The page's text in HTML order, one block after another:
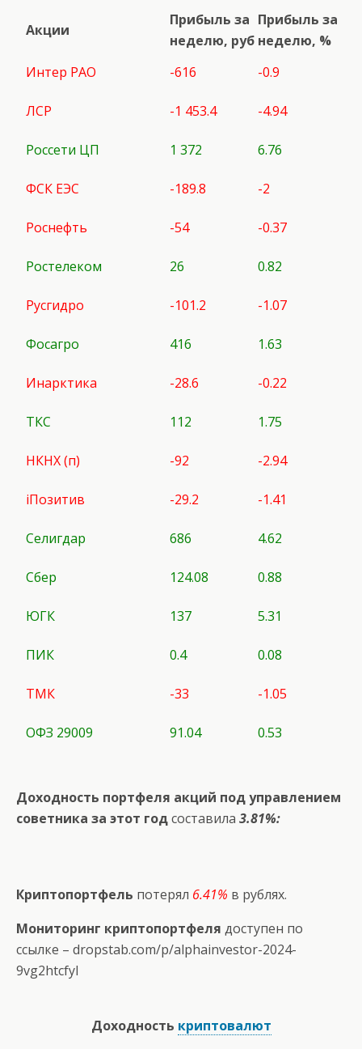
Акции
Прибыль за
неделю, руб
Прибыль за
неделю, %
Интер РАО
-616 -0.9
ЛСР -1 453.4 -4.94
Россети ЦП 1 372 6.76
ФСК ЕЭС -189.8 -2
Роснефть -54 -0.37
Ростелеком 26 0.82
Русгидро -101.2 -1.07
Фосагро 416 1.63
Инарктика -28.6 -0.22
ТКС 112 1.75
НКНХ (п) -92 -2.94
iПозитив -29.2 -1.41
Селигдар 686 4.62
Сбер 124.08 0.88
ЮГК 137 5.31
ПИК 0.4 0.08
ТМК -33 -1.05
ОФЗ 29009 91.04 0.53
Доходность портфеля акций под управлением
советника за этот годсоставила 3.81%:
Криптопортфель потерял 6.41% в рублях.
Мониторинг криптопортфеля доступен по
ссылке – dropstab.com/p/alphainvestor-2024-
9vg2htcfyl
Доходность криптовалют